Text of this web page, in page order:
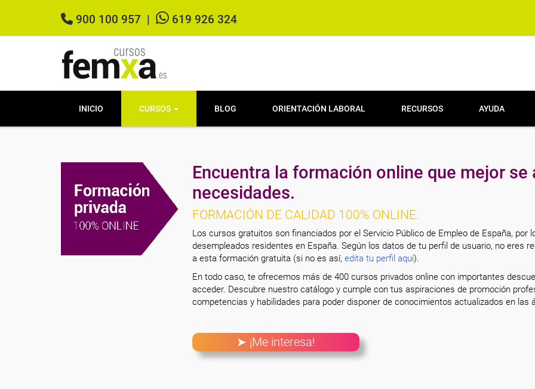
900 100 957 619 926 324
INICIO CURSOS BLOG ORIENTACIÓN LABORAL RECURSOS AYUDA
Encuentra la formación online que mejor se
necesidades.
FORMACIÓN DE CALIDAD 100% ONLINE.
Los cursos gratuitos son financiados por el Servicio Público de Empleo de España, por
desempleados residentes en España. Según los datos de tu perfil de usuario, no eres
a esta formación gratuita (si no es así, edita tu perfil aquí).
En todo caso, te ofrecemos más de 400 cursos privados online con importantes
acceder. Descubre nuestro catálogo y cumple con tus aspiraciones de promoción
competencias y habilidades para poder disponer de conocimientos actualizados en las
➤ ¡Me interesa!